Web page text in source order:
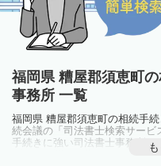
福岡県 糟屋郡須恵町
事務所 一覧
福岡県 糟屋郡須恵町の相続手
続会議の「司法書士検索サー
手続きに強い司法書士事務所
ブルやお悩みを抱えている方